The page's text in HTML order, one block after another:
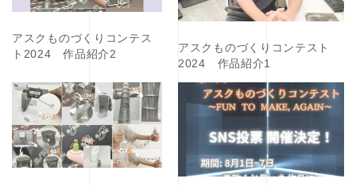
アスクものづくりコンテス
ト2024 作品紹介2
アスクものづくりコンテスト
2024 作品紹介1